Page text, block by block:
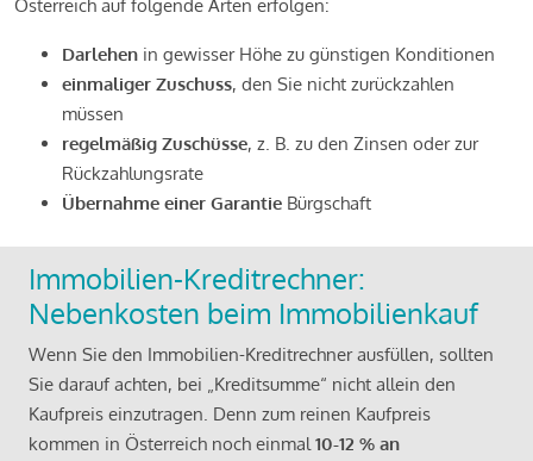
Österreich auf folgende Arten erfolgen:
Darlehen in gewisser Höhe zu günstigen Konditionen
einmaliger Zuschuss, den Sie nicht zurückzahlen
müssen
regelmäßig Zuschüsse, z. B. zu den Zinsen oder zur
Rückzahlungsrate
Übernahme einer Garantie Bürgschaft
Immobilien-Kreditrechner:
Nebenkosten beim Immobilienkauf
Wenn Sie den Immobilien-Kreditrechner ausfüllen, sollten
Sie darauf achten, bei „Kreditsumme“ nicht allein den
Kaufpreis einzutragen. Denn zum reinen Kaufpreis
kommen in Österreich noch einmal10-12 % an